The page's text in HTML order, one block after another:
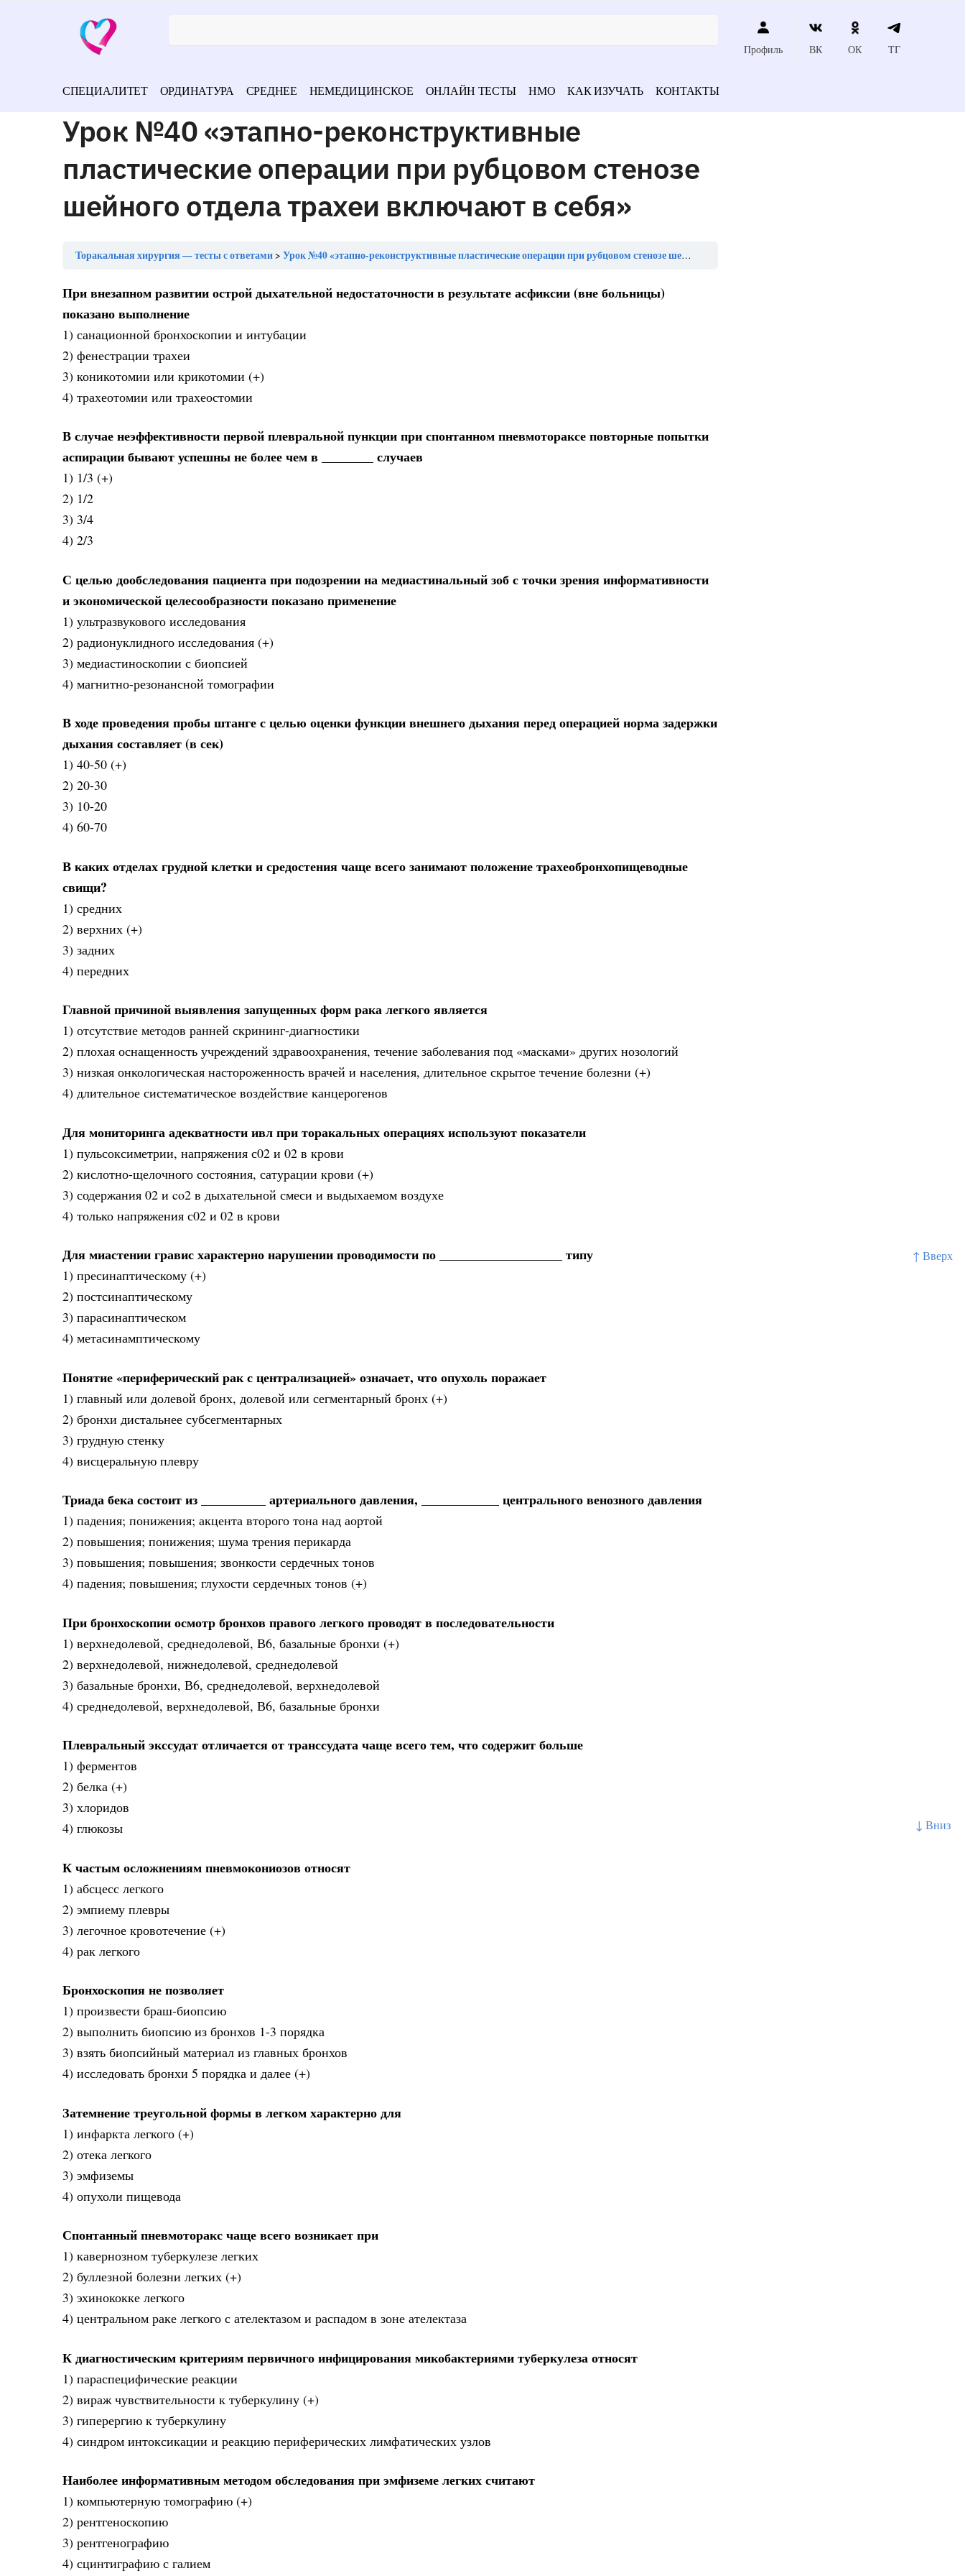
↑ Вверх
↓ Вниз
Профиль ВК ОК ТГ
СПЕЦИАЛИТЕТ ОРДИНАТУРА СРЕДНЕЕ НЕМЕДИЦИНСКОЕ ОНЛАЙН ТЕСТЫ НМО КАК ИЗУЧАТЬ КОНТАКТЫ
Урок №40 «этапно-реконструктивные
пластические операции при рубцовом стенозе
шейного отдела трахеи включают в себя»
Торакальная хирургия — тесты с ответами Урок №40 «этапно-реконструктивные пластические операции при рубцовом стенозе шейного отдела трахеи включают в себя»
При внезапном развитии острой дыхательной недостаточности в результате асфиксии (вне больницы)
показано выполнение
1) санационной бронхоскопии и интубации
2) фенестрации трахеи
3) коникотомии или крикотомии (+)
4) трахеотомии или трахеостомии
В случае неэффективности первой плевральной пункции при спонтанном пневмотораксе повторные попытки
аспирации бывают успешны не более чем в ________ случаев
1) 1/3 (+)
2) 1/2
3) 3/4
4) 2/3
С целью дообследования пациента при подозрении на медиастинальный зоб с точки зрения информативности
и экономической целесообразности показано применение
1) ультразвукового исследования
2) радионуклидного исследования (+)
3) медиастиноскопии с биопсией
4) магнитно-резонансной томографии
В ходе проведения пробы штанге с целью оценки функции внешнего дыхания перед операцией норма задержки
дыхания составляет (в сек)
1) 40-50 (+)
2) 20-30
3) 10-20
4) 60-70
В каких отделах грудной клетки и средостения чаще всего занимают положение трахеобронхопищеводные
свищи?
1) средних
2) верхних (+)
3) задних
4) передних
Главной причиной выявления запущенных форм рака легкого является
1) отсутствие методов ранней скрининг-диагностики
2) плохая оснащенность учреждений здравоохранения, течение заболевания под «масками» других нозологий
3) низкая онкологическая настороженность врачей и населения, длительное скрытое течение болезни (+)
4) длительное систематическое воздействие канцерогенов
Для мониторинга адекватности ивл при торакальных операциях используют показатели
1) пульсоксиметрии, напряжения с02 и 02 в крови
2) кислотно-щелочного состояния, сатурации крови (+)
3) содержания 02 и co2 в дыхательной смеси и выдыхаемом воздухе
4) только напряжения с02 и 02 в крови
Для миастении гравис характерно нарушении проводимости по ___________________ типу
1) пресинаптическому (+)
2) постсинаптическому
3) парасинаптическом
4) метасинамптическому
Понятие «периферический рак с централизацией» означает, что опухоль поражает
1) главный или долевой бронх, долевой или сегментарный бронх (+)
2) бронхи дистальнее субсегментарных
3) грудную стенку
4) висцеральную плевру
Триада бека состоит из __________ артериального давления, ____________ центрального венозного давления
1) падения; понижения; акцента второго тона над аортой
2) повышения; понижения; шума трения перикарда
3) повышения; повышения; звонкости сердечных тонов
4) падения; повышения; глухости сердечных тонов (+)
При бронхоскопии осмотр бронхов правого легкого проводят в последовательности
1) верхнедолевой, среднедолевой, В6, базальные бронхи (+)
2) верхнедолевой, нижнедолевой, среднедолевой
3) базальные бронхи, В6, среднедолевой, верхнедолевой
4) среднедолевой, верхнедолевой, В6, базальные бронхи
Плевральный экссудат отличается от транссудата чаще всего тем, что содержит больше
1) ферментов
2) белка (+)
3) хлоридов
4) глюкозы
К частым осложнениям пневмокониозов относят
1) абсцесс легкого
2) эмпиему плевры
3) легочное кровотечение (+)
4) рак легкого
Бронхоскопия не позволяет
1) произвести браш-биопсию
2) выполнить биопсию из бронхов 1-3 порядка
3) взять биопсийный материал из главных бронхов
4) исследовать бронхи 5 порядка и далее (+)
Затемнение треугольной формы в легком характерно для
1) инфаркта легкого (+)
2) отека легкого
3) эмфиземы
4) опухоли пищевода
Спонтанный пневмоторакс чаще всего возникает при
1) кавернозном туберкулезе легких
2) буллезной болезни легких (+)
3) эхинококке легкого
4) центральном раке легкого с ателектазом и распадом в зоне ателектаза
К диагностическим критериям первичного инфицирования микобактериями туберкулеза относят
1) параспецифические реакции
2) вираж чувствительности к туберкулину (+)
3) гиперергию к туберкулину
4) синдром интоксикации и реакцию периферических лимфатических узлов
Наиболее информативным методом обследования при эмфиземе легких считают
1) компьютерную томографию (+)
2) рентгеноскопию
3) рентгенографию
4) сцинтиграфию с галием